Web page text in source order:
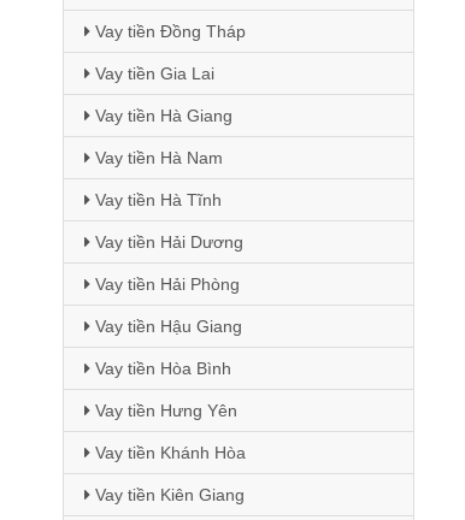
Vay tiền Đồng Tháp
Vay tiền Gia Lai
Vay tiền Hà Giang
Vay tiền Hà Nam
Vay tiền Hà Tĩnh
Vay tiền Hải Dương
Vay tiền Hải Phòng
Vay tiền Hậu Giang
Vay tiền Hòa Bình
Vay tiền Hưng Yên
Vay tiền Khánh Hòa
Vay tiền Kiên Giang